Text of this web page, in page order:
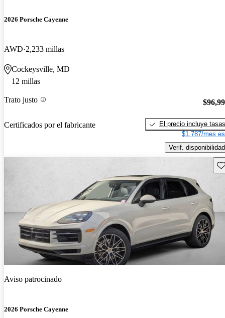
2026 Porsche Cayenne
AWD 2,233 millas
Cockeysville, MD
12 millas
Trato justo
Certificados por el fabricante
El precio incluye tasas
$1,787/mes
Verif. disponibilidad
Aviso patrocinado
2026 Porsche Cayenne